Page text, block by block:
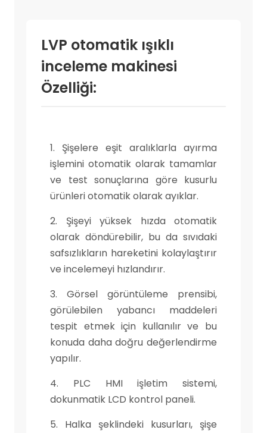
LVP otomatik ışıklı
inceleme makinesi
Özelliği:
1. Şişelere eşit aralıklarla ayırma
işlemini otomatik olarak tamamlar
ve test sonuçlarına göre kusurlu
ürünleri otomatik olarak ayıklar.
2. Şişeyi yüksek hızda otomatik
olarak döndürebilir, bu da sıvıdaki
safsızlıkların hareketini kolaylaştırır
ve incelemeyi hızlandırır.
3. Görsel görüntüleme prensibi,
görülebilen yabancı maddeleri
tespit etmek için kullanılır ve bu
konuda daha doğru değerlendirme
yapılır.
4. PLC HMI işletim sistemi,
dokunmatik LCD kontrol paneli.
5. Halka şeklindeki kusurları, şişe